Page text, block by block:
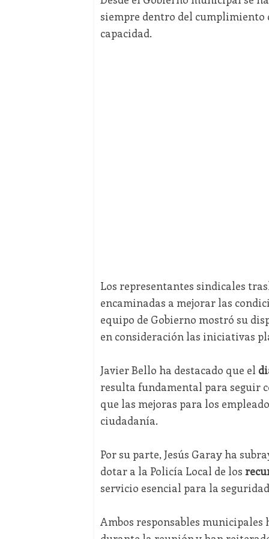
siempre dentro del cumplimiento
capacidad.
Los representantes sindicales
encaminadas a mejorar las
equipo de Gobierno mostró su
en consideración las iniciativas
Javier Bello ha destacado que el
resulta fundamental para seguir
que las mejoras para los
ciudadanía.
Por su parte, Jesús Garay ha
dotar a la Policía Local de los
servicio esencial para la
Ambos responsables